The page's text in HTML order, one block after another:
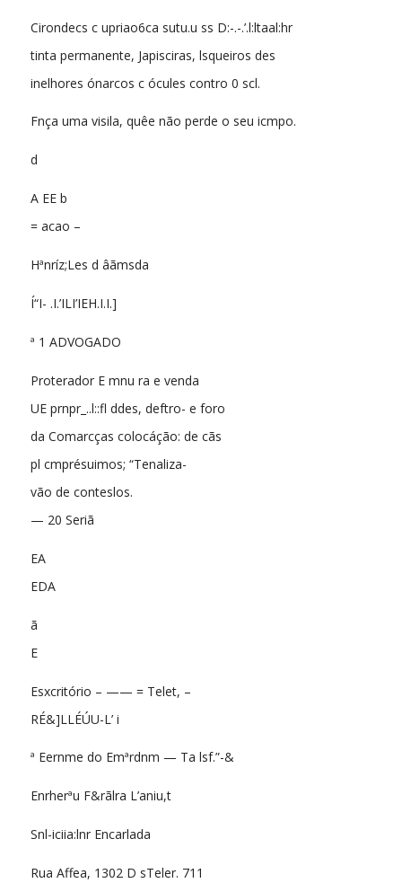
Cirondecs c upriao6ca sutu.u ss D:-.-.’.l:ltaal:hr
tinta permanente, Japisciras, lsqueiros des
inelhores ónarcos c ócules contro 0 scl.
Fnça uma visila, quêe não perde o seu icmpo.
d
A EE b
= acao –
Hªnríz;Les d âãmsda
Í“I- .I.’ILI’IEH.I.I.]
ª 1 ADVOGADO
Proterador E mnu ra e venda
UE prnpr_..l::fl ddes, deftro- e foro
da Comarcças colocáção: de cãs
pl cmprésuimos; “Tenaliza-
vão de conteslos.
— 20 Seriã
EA
EDA
ã
E
Esxcritório – —— = Telet, –
RÉ&]LLÉÚU-L’ i
ª Eernme do Emªrdnm — Ta lsf.”-&
Enrherªu F&rãlra L’aniu,t
Snl-iciia:lnr Encarlada
Rua Affea, 1302 D sTeler. 711